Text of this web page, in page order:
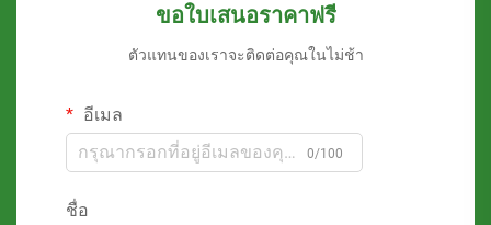
ขอใบเสนอราคาฟรี
ตัวแทนของเราจะติดต่อคุณในไม่ช้า
อีเมล
0/100
ชื่อ